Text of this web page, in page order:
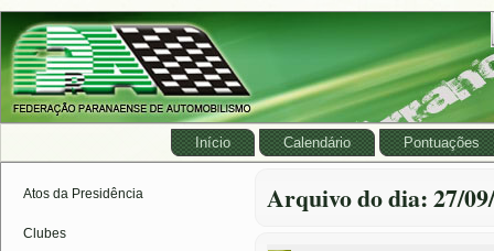
Início Calendário Pontuações
Atos da Presidência
Clubes
Arquivo do dia:27/